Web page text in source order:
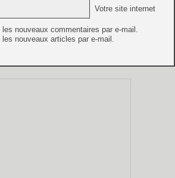
Votre site internet
nouveaux commentaires par e-mail.
nouveaux articles par e-mail.